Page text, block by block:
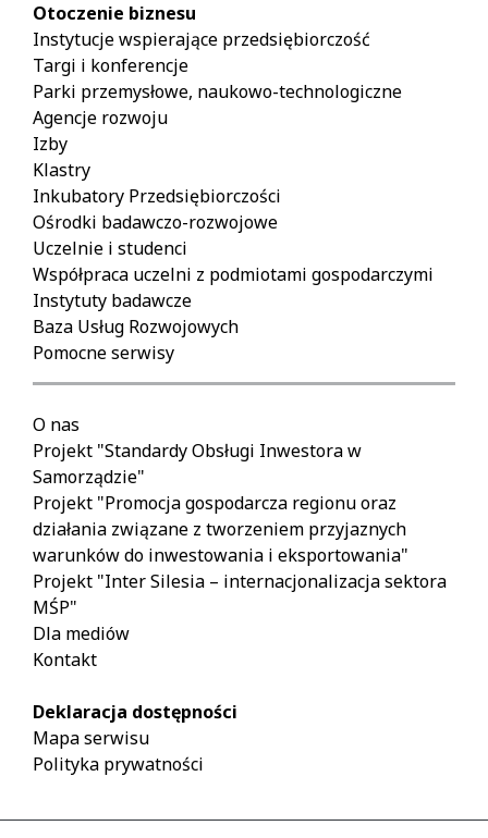
Otoczenie biznesu
Instytucje wspierające przedsiębiorczość
Targi i konferencje
Parki przemysłowe, naukowo-technologiczne
Agencje rozwoju
Izby
Klastry
Inkubatory Przedsiębiorczości
Ośrodki badawczo-rozwojowe
Uczelnie i studenci
Współpraca uczelni z podmiotami gospodarczymi
Instytuty badawcze
Baza Usług Rozwojowych
Pomocne serwisy
O nas
Projekt "Standardy Obsługi Inwestora w
Samorządzie"
Projekt "Promocja gospodarcza regionu oraz
działania związane z tworzeniem przyjaznych
warunków do inwestowania i eksportowania"
Projekt "Inter Silesia – internacjonalizacja sektora
MŚP"
Dla mediów
Kontakt
Deklaracja dostępności
Mapa serwisu
Polityka prywatności